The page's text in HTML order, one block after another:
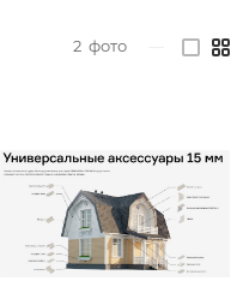
2 фото